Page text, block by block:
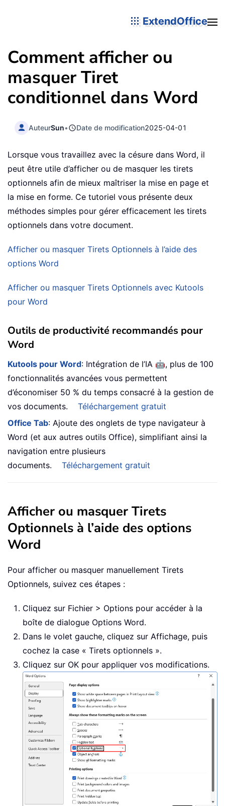
ExtendOffice
Comment afficher ou
masquer Tiret
conditionnel dans Word
AuteurSun• Date de modification2025-04-01
Lorsque vous travaillez avec la césure dans Word, il
peut être utile d’afficher ou de masquer les tirets
optionnels afin de mieux maîtriser la mise en page et
la mise en forme. Ce tutoriel vous présente deux
méthodes simples pour gérer efficacement les tirets
optionnels dans votre document.
Afficher ou masquer Tirets Optionnels à l’aide des
options Word
Afficher ou masquer Tirets Optionnels avec Kutools
pour Word
Outils de productivité recommandés pour
Word
Kutools pour Word: Intégration de l’IA 🤖, plus de 100
fonctionnalités avancées vous permettent
d’économiser 50 % du temps consacré à la gestion de
vos documents.
Téléchargement gratuit
Office Tab: Ajoute des onglets de type navigateur à
Word (et aux autres outils Office), simplifiant ainsi la
navigation entre plusieurs
documents.
Téléchargement gratuit
Afficher ou masquer Tirets
Optionnels à l’aide des options
Word
Pour afficher ou masquer manuellement Tirets
Optionnels, suivez ces étapes :
Cliquez sur Fichier > Options pour accéder à la
boîte de dialogue Options Word.
Dans le volet gauche, cliquez sur Affichage, puis
cochez la case « Tirets optionnels ».
Cliquez sur OK pour appliquer vos modifications.